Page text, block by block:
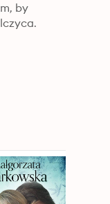
by
wojny i
a słowa